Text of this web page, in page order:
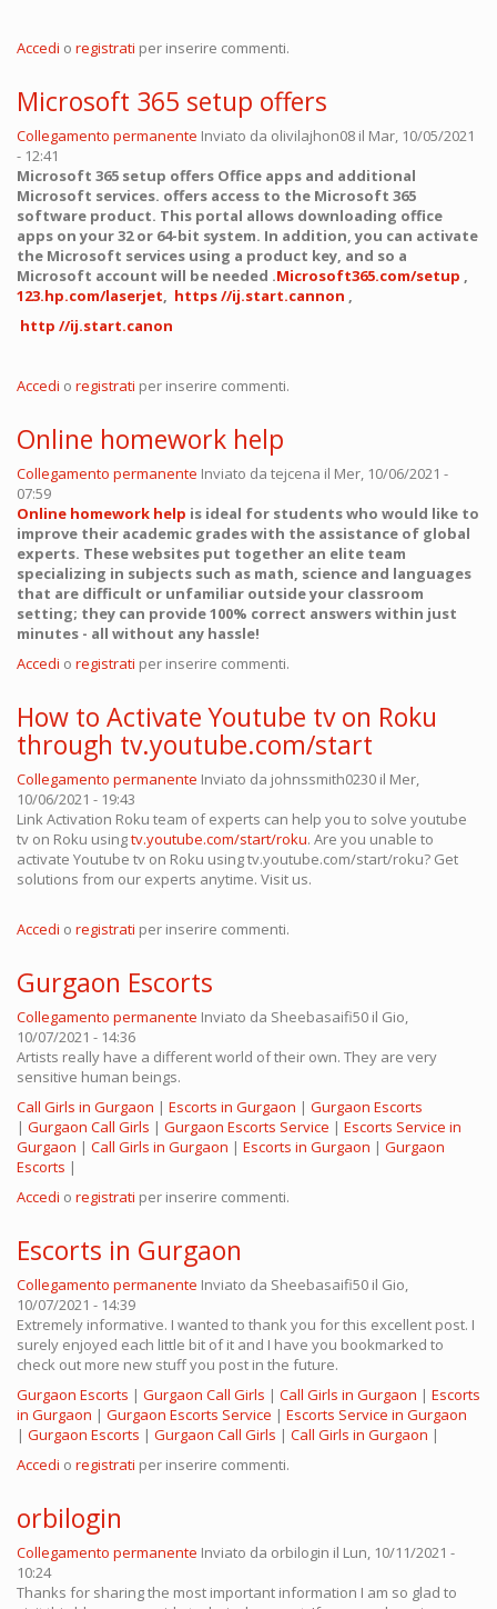
Accedi o registrati per inserire commenti.
Microsoft 365 setup offers
Collegamento permanente Inviato da olivilajhon08 il Mar, 10/05/2021
- 12:41
Microsoft 365 setup offers Office apps and additional
Microsoft services. offers access to the Microsoft 365
software product. This portal allows downloading office
apps on your 32 or 64-bit system. In addition, you can activate
the Microsoft services using a product key, and so a
Microsoft account will be needed .Microsoft365.com/setup ,
123.hp.com/laserjet, https //ij.start.cannon ,
http //ij.start.canon
Accedi o registrati per inserire commenti.
Online homework help
Collegamento permanente Inviato da tejcena il Mer, 10/06/2021 -
07:59
Online homework help is ideal for students who would like to
improve their academic grades with the assistance of global
experts. These websites put together an elite team
specializing in subjects such as math, science and languages
that are difficult or unfamiliar outside your classroom
setting; they can provide 100% correct answers within just
minutes - all without any hassle!
Accedi o registrati per inserire commenti.
How to Activate Youtube tv on Roku
through tv.youtube.com/start
Collegamento permanente Inviato da johnssmith0230 il Mer,
10/06/2021 - 19:43
Link Activation Roku team of experts can help you to solve youtube
tv on Roku usingtv.youtube.com/start/roku. Are you unable to
activate Youtube tv on Roku using tv.youtube.com/start/roku? Get
solutions from our experts anytime. Visit us.
Accedi o registrati per inserire commenti.
Gurgaon Escorts
Collegamento permanente Inviato da Sheebasaifi50 il Gio,
10/07/2021 - 14:36
Artists really have a different world of their own. They are very
sensitive human beings.
Call Girls in Gurgaon | Escorts in Gurgaon | Gurgaon Escorts
| Gurgaon Call Girls | Gurgaon Escorts Service | Escorts Service in
Gurgaon | Call Girls in Gurgaon | Escorts in Gurgaon | Gurgaon
Escorts |
Accedi o registrati per inserire commenti.
Escorts in Gurgaon
Collegamento permanente Inviato da Sheebasaifi50 il Gio,
10/07/2021 - 14:39
Extremely informative. I wanted to thank you for this excellent post. I
surely enjoyed each little bit of it and I have you bookmarked to
check out more new stuff you post in the future.
Gurgaon Escorts | Gurgaon Call Girls | Call Girls in Gurgaon | Escorts
in Gurgaon | Gurgaon Escorts Service | Escorts Service in Gurgaon
| Gurgaon Escorts | Gurgaon Call Girls | Call Girls in Gurgaon |
Accedi o registrati per inserire commenti.
orbilogin
Collegamento permanente Inviato da orbilogin il Lun, 10/11/2021 -
10:24
Thanks for sharing the most important information I am so glad to